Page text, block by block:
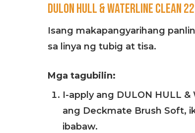
DULON HULL & WATERLINE CLEAN 22
Isang makapangyarihang
sa linya ng tubig at tisa.
Mga tagubilin:
I-apply ang DULON HULL &
ang Deckmate Brush Soft,
ibabaw.